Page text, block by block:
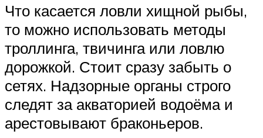
Что касается ловли хищной рыбы,
то можно использовать методы
троллинга, твичинга или ловлю
дорожкой. Стоит сразу забыть о
сетях. Надзорные органы строго
следят за акваторией водоёма и
арестовывают браконьеров.